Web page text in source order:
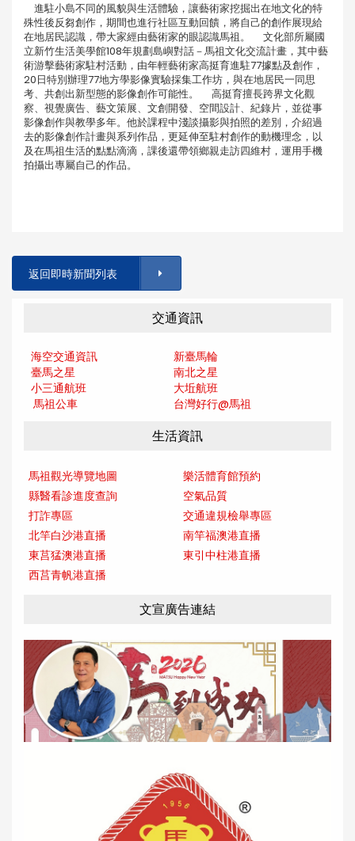
進駐小島不同的風貌與生活體驗，讓藝術家挖掘出在地文化的特
殊性後反芻創作，期間也進行社區互動回饋，將自己的創作展現給
在地居民認識，帶大家經由藝術家的眼認識馬祖。 文化部所屬國
立新竹生活美學館108年規劃島嶼對話－馬祖文化交流計畫，其中藝
術游擊藝術家駐村活動，由年輕藝術家高挺育進駐77據點及創作，
20日特別辦理77地方學影像實驗採集工作坊，與在地居民一同思
考、共創出新型態的影像創作可能性。 高挺育擅長跨界文化觀
察、視覺廣告、藝文策展、文創開發、空間設計、紀錄片，並從事
影像創作與教學多年。他於課程中淺談攝影與拍照的差別，介紹過
去的影像創作計畫與系列作品，更延伸至駐村創作的動機理念，以
及在馬祖生活的點點滴滴，課後還帶領鄉親走訪四維村，運用手機
拍攝出專屬自己的作品。
返回即時新聞列表
交通資訊
海空交通資訊
新臺馬輪
臺馬之星
南北之星
小三通航班
大坵航班
馬祖公車
台灣好行@馬祖
生活資訊
馬祖觀光導覽地圖
樂活體育館預約
縣醫看診進度查詢
空氣品質
打詐專區
交通違規檢舉專區
北竿白沙港直播
南竿福澳港直播
東莒猛澳港直播
東引中柱港直播
西莒青帆港直播
文宣廣告連結